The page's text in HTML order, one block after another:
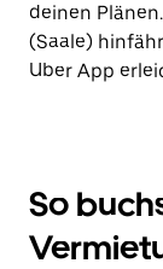
deinen
(Saale)
Uber App
So